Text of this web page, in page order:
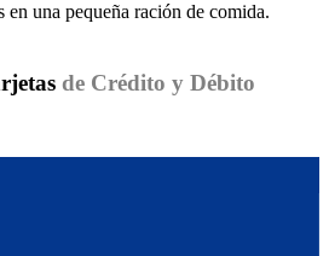
en una pequeña ración de comida.
de Crédito y Débito